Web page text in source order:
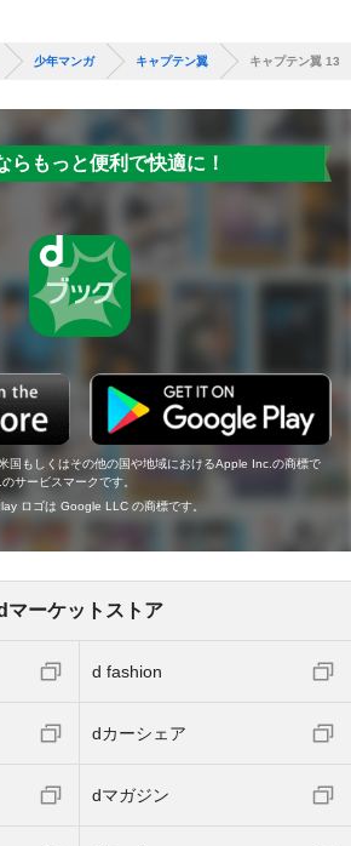
少年マンガ キャプテン翼 キャプテン翼 13
らもっと便利で快適に！
国もしくはその他の国や地域におけるApple Inc.の商標で
サービスマークです。
ロゴは Google LLC の商標です。
マーケットストア
d fashion
dカーシェア
dマガジン